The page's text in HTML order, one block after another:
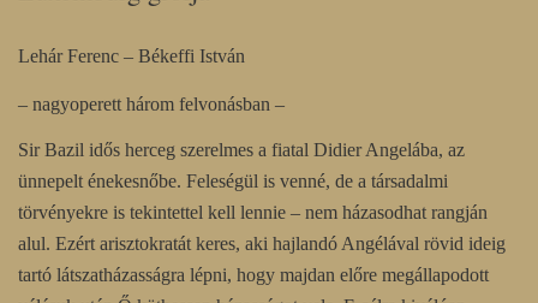
Lehár Ferenc – Békeffi István
– nagyoperett három felvonásban –
Sir Bazil idős herceg szerelmes a fiatal Didier Angelába, az
ünnepelt énekesnőbe. Feleségül is venné, de a társadalmi
törvényekre is tekintettel kell lennie – nem házasodhat rangján
alul. Ezért arisztokratát keres, aki hajlandó Angélával rövid ideig
tartó látszatházasságra lépni, hogy majdan előre megállapodott